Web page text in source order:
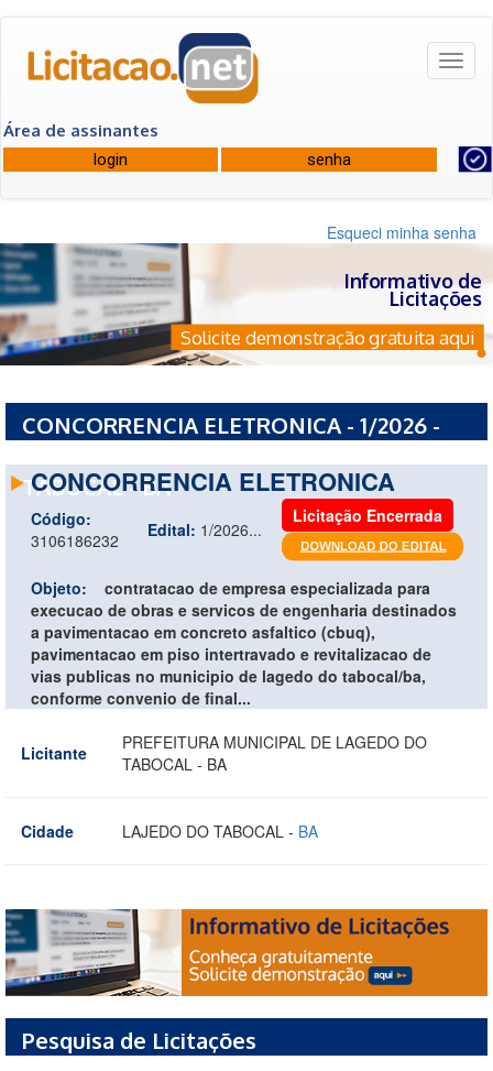
Área de assinantes
Esqueci minha senha
Informativo de
Licitações
Solicite demonstração gratuita aqui
CONCORRENCIA ELETRONICA - 1/2026 -
TABOCAL - BA
CONCORRENCIA ELETRONICA
Código:
3106186232
Edital: 1/2026...
Licitação Encerrada
Objeto:
contratacao de empresa especializada para
execucao de obras e servicos de engenharia destinados
a pavimentacao em concreto asfaltico (cbuq),
pavimentacao em piso intertravado e revitalizacao de
vias publicas no municipio de lagedo do tabocal/ba,
conforme convenio de final...
Licitante
PREFEITURA MUNICIPAL DE LAGEDO DO
TABOCAL - BA
Cidade LAJEDO DO TABOCAL - BA
Pesquisa de Licitações